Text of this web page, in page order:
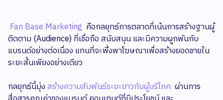
Fan Base Marketing คือกลยุทธ์การตลาดที่เน้นการสร้างฐานผู้
ติดตาม (Audience) ที่เชื่อถือ สนับสนุน และมีความผูกพันกับ
แบรนด์อย่างต่อเนื่อง แทนที่จะพึ่งพาโฆษณาเพื่อสร้างยอดขายใน
ระยะสั้นเพียงอย่างเดียว
กลยุทธ์นี้มุ่งสร้างความสัมพันธ์ระยะยาวกับผู้บริโภค ผ่านการ